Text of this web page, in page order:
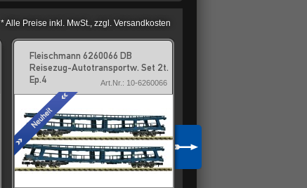
* Alle Preise inkl. MwSt., zzgl. Versandkosten
Fleischmann 6260066 DB
Reisezug-Autotransportw. Set 2t.
Ep.4
Art.Nr.: 10-6260066